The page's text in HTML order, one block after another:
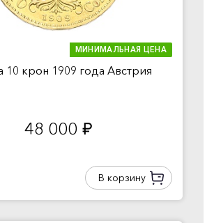
МИНИМАЛЬНАЯ ЦЕНА
10 крон 1909 года Австрия
48 000 руб.
В корзину